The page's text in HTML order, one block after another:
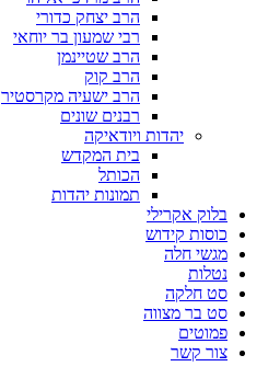
הרב יצחק כדורי
רבי שמעון בר יוחאי
הרב שטיינמן
הרב קוק
הרב ישעיה מקרסטיר
רבנים שונים
יהדות ויודאיקה
בית המקדש
הכותל
תמונות יהדות
בלוק אקרילי
כוסות קידוש
מגשי חלה
נטלות
סט חלקה
סט בר מצווה
פמוטים
צור קשר